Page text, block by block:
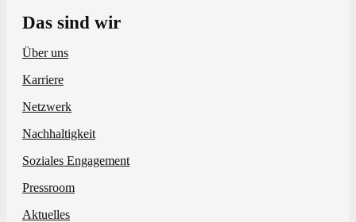
Das sind wir
Über uns
Karriere
Netzwerk
Nachhaltigkeit
Soziales Engagement
Pressroom
Aktuelles